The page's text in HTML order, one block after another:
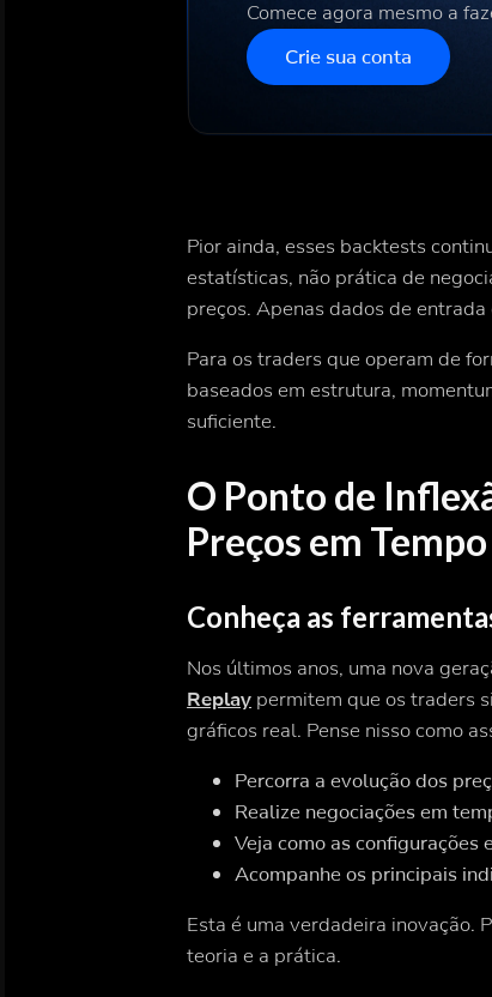
Comece agora mesmo a
Crie sua conta
Pior ainda, esses backtests
estatísticas, não prática de
preços. Apenas dados de
Para os traders que operam de
baseados em estrutura,
suficiente.
O Ponto de
Preços em
Conheça as
Nos últimos anos, uma nova
Replay permitem que os traders
gráficos real. Pense nisso como
Percorra a evolução dos
Realize negociações em
Veja como as configurações
Acompanhe os principais
Esta é uma verdadeira inovação.
teoria e a prática.